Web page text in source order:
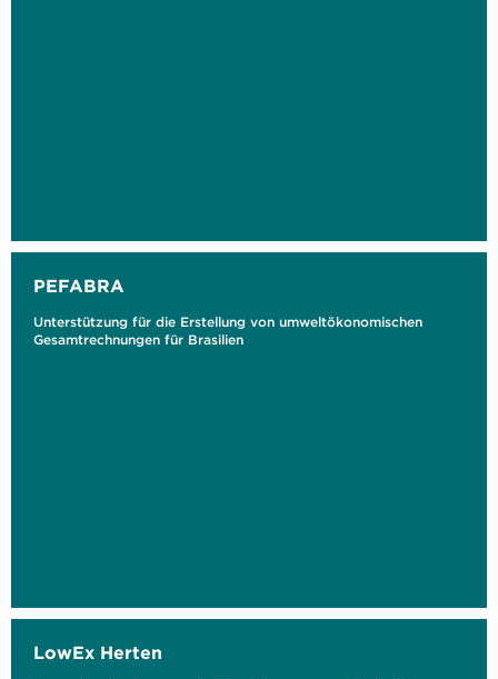
PEFABRA
Unterstützung für die Erstellung von umweltökonomischen
Gesamtrechnungen für Brasilien
LowEx Herten